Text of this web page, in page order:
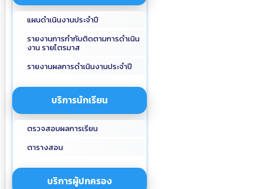
แผนดำเนินงานประจำปี
รายงานการกำกับติดตามการดำเนิน
งาน รายไตรมาส
รายงานผลการดำเนินงานประจำปี
บริการนักเรียน
ตรวจสอบผลการเรียน
ตารางสอน
บริการผู้ปกครอง